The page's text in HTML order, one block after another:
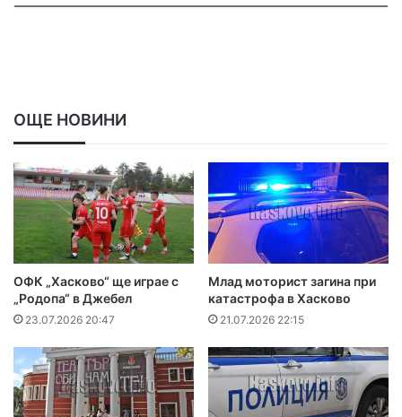
ОЩЕ НОВИНИ
ОФК „Хасково“ ще играе с
„Родопа“ в Джебел
23.07.2026 20:47
Млад моторист загина при
катастрофа в Хасково
21.07.2026 22:15